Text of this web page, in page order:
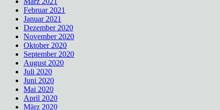
Februar 2021
Januar 2021
Dezember 2020
November 2020
Oktober 2020
September 2020
August 2020
Juli 2020
Juni 2020
Mai 2020
April 2020
März 2020